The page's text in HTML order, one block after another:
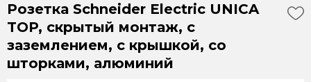
Розетка Schneider Electric UNICA
TOP, скрытый монтаж, с
заземлением, с крышкой, со
шторками, алюминий